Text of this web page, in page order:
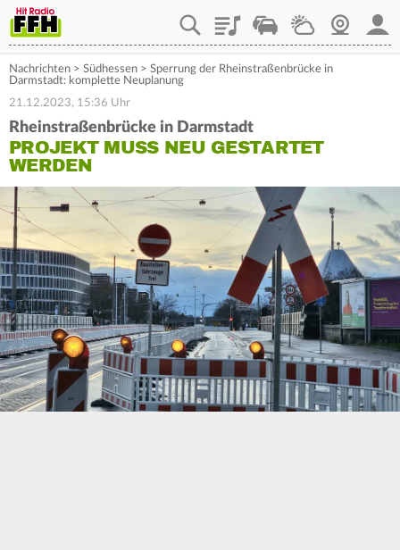
PlaylistStaupilotWetterWebcam
Nachrichten > Südhessen > Sperrung der Rheinstraßenbrücke in
Darmstadt: komplette Neuplanung
21.12.2023, 15:36 Uhr
Rheinstraßenbrücke in Darmstadt
PROJEKT MUSS NEU GESTARTET
WERDEN